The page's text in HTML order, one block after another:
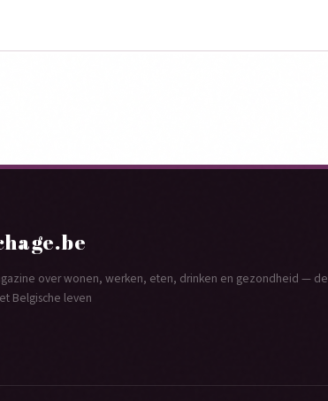
over wonen, werken, eten, drinken en gezondheid — de
Belgische leven